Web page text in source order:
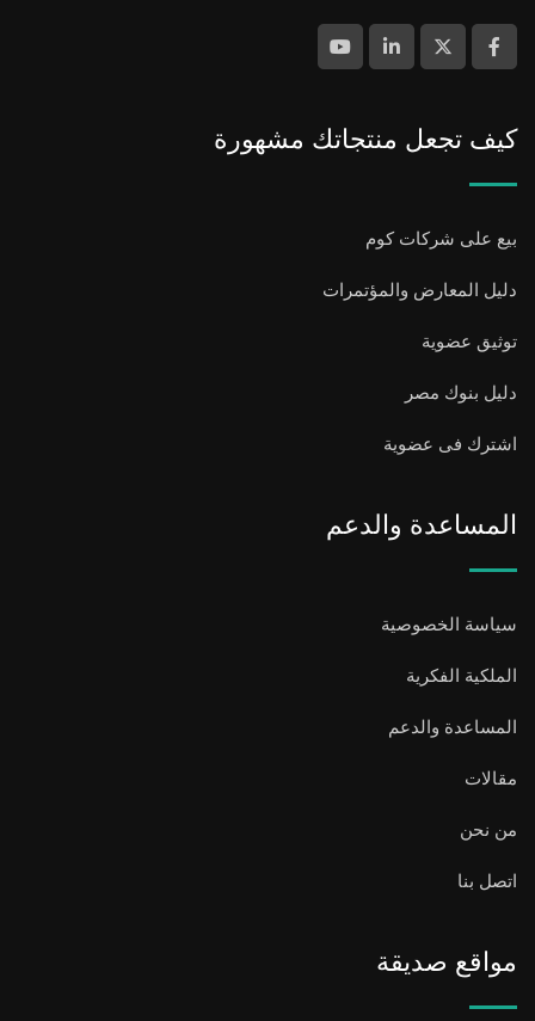
كيف تجعل منتجاتك مشهورة
بيع على شركات كوم
دليل المعارض والمؤتمرات
توثيق عضوية
دليل بنوك مصر
اشترك فى عضوية
المساعدة والدعم
سياسة الخصوصية
الملكية الفكرية
المساعدة والدعم
مقالات
من نحن
اتصل بنا
مواقع صديقة